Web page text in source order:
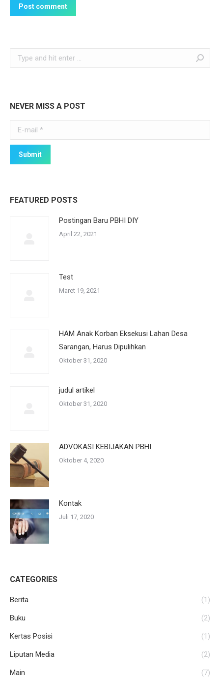
Post comment
Search:
NEVER MISS A POST
E-mail *
Submit
FEATURED POSTS
Postingan Baru PBHI DIY
April 22, 2021
Test
Maret 19, 2021
HAM Anak Korban Eksekusi Lahan Desa
Sarangan, Harus Dipulihkan
Oktober 31, 2020
judul artikel
Oktober 31, 2020
ADVOKASI KEBIJAKAN PBHI
Oktober 4, 2020
Kontak
Juli 17, 2020
CATEGORIES
Berita (1)
Buku (2)
Kertas Posisi (1)
Liputan Media (2)
Main (7)